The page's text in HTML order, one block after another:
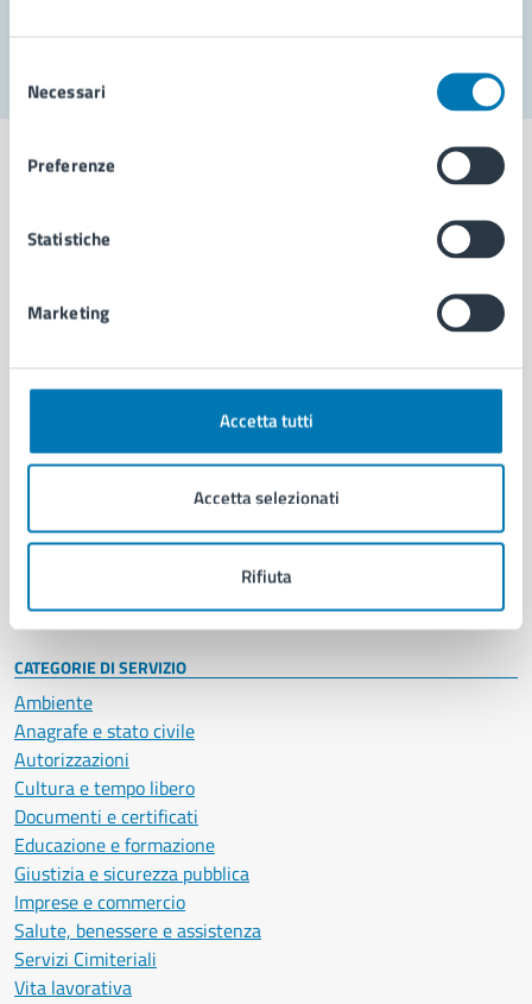
delNecessari
Preferenze
Statistiche
Marketing
Accetta tutti
Accetta selezionati
Rifiuta
Comune di Napoli
AMMINISTRAZIONE
Organi di governo
Enti e fondazioni
Personale amministrativo
Intranet, posta aziendale e protocollo
CATEGORIE DI SERVIZIO
Ambiente
Anagrafe e stato civile
Autorizzazioni
Cultura e tempo libero
Documenti e certificati
Educazione e formazione
Giustizia e sicurezza pubblica
Imprese e commercio
Salute, benessere e assistenza
Servizi Cimiteriali
Vita lavorativa